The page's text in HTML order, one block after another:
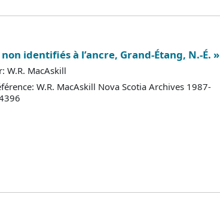
identifiés à l’ancre, Grand-Étang, N.-É. »
W.R. MacAskill
W.R. MacAskill Nova Scotia Archives 1987-